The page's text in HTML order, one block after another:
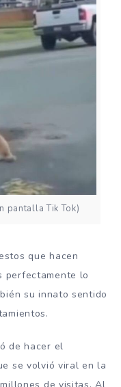
pantalla Tik Tok)
que hacen
perfectamente lo
su innato sentido
de hacer el
se volvió viral en la